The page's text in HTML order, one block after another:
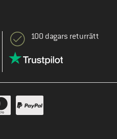
100 dagars returrätt